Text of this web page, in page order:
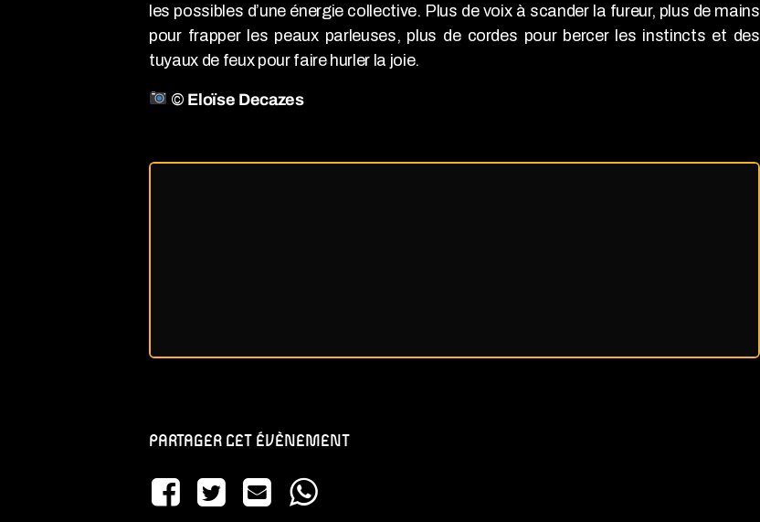
les possibles d’une énergie collective. Plus de voix à scander la fureur, plus de mains
pour frapper les peaux parleuses, plus de cordes pour bercer les instincts et des
tuyaux de feux pour faire hurler la joie.
© Eloïse Decazes
PARTAGER CET ÉVÈNEMENT